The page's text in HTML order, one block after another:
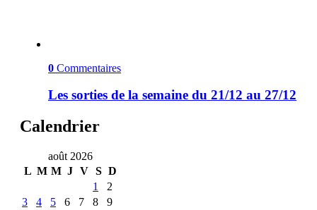
0 Commentaires
Les sorties de la semaine du 21/12 au 27/12
Calendrier
août 2026
L M M J V S D
1
2
3
4 5 6 7 8
9